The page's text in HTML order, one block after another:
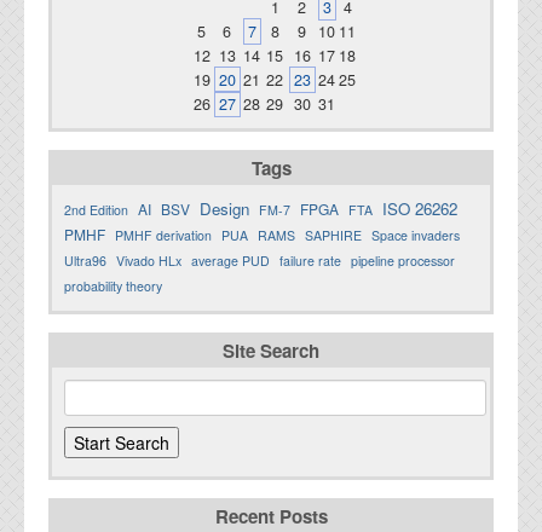
1
2 3 4
5
6 7 8 9 10 11
12 13 14 15 16 17 18
19 20 21 22 23 2425
26 27 28 29 30 31
Tags
2nd Edition AI BSV Design FM-7 FPGA FTA ISO 26262
PMHF PMHF derivation PUA RAMS SAPHIRE Space invaders
Ultra96 Vivado HLx average PUD failure rate pipeline processor
probability theory
Site Search
Recent Posts